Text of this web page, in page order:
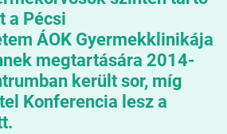
a Pécsi
ÁOK Gyermekklinikája
megtartására 2014-
került sor, míg
Konferencia lesz a